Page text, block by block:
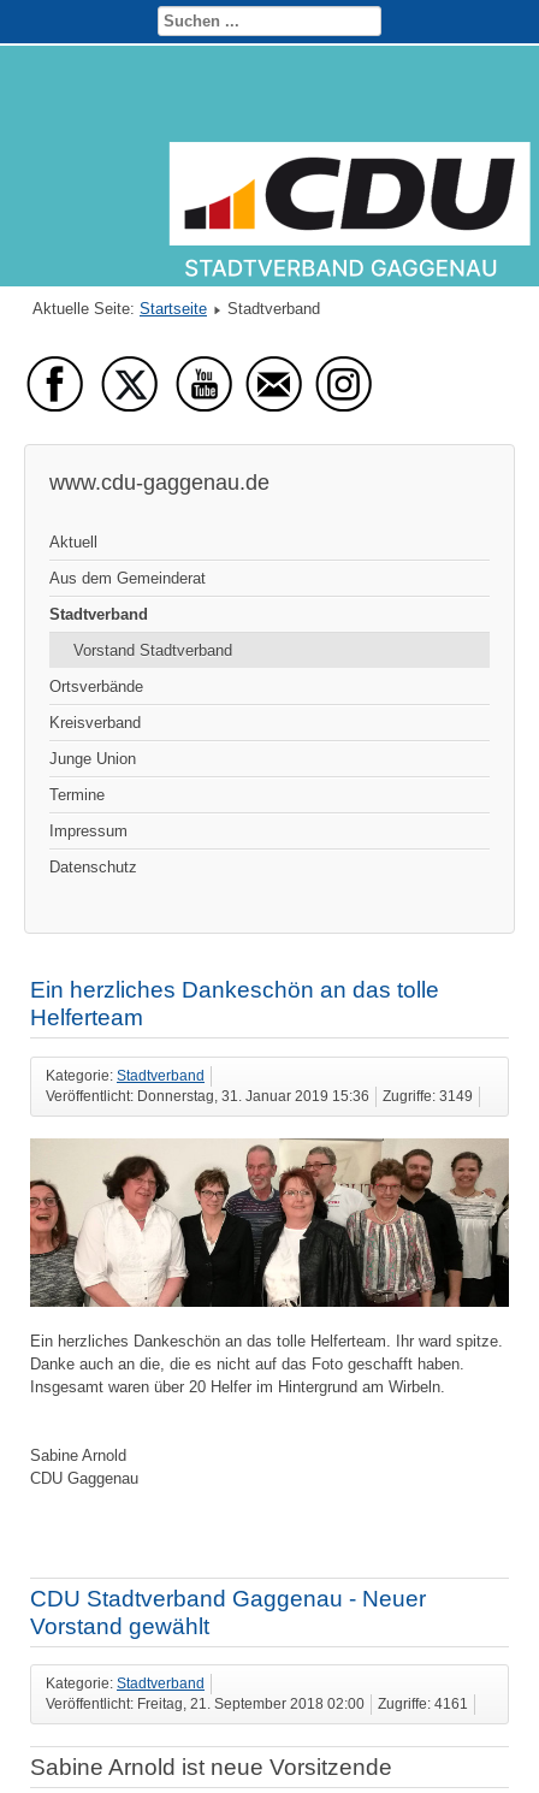
Aktuelle Seite: Startseite Stadtverband
www.cdu-gaggenau.de
Aktuell
Aus dem Gemeinderat
Stadtverband
Vorstand Stadtverband
Ortsverbände
Kreisverband
Junge Union
Termine
Impressum
Datenschutz
Ein herzliches Dankeschön an das tolle
Helferteam
Kategorie: Stadtverband
Veröffentlicht: Donnerstag, 31. Januar 2019 15:36
Zugriffe: 3149
Ein herzliches Dankeschön an das tolle Helferteam. Ihr ward spitze.
Danke auch an die, die es nicht auf das Foto geschafft haben.
Insgesamt waren über 20 Helfer im Hintergrund am Wirbeln.
Sabine Arnold
CDU Gaggenau
CDU Stadtverband Gaggenau - Neuer
Vorstand gewählt
Kategorie: Stadtverband
Veröffentlicht: Freitag, 21. September 2018 02:00
Zugriffe: 4161
Sabine Arnold ist neue Vorsitzende